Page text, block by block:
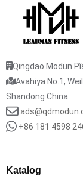
Qingdao Modun
Avahiya No.1,
Shandong China.
+86 181 4598
Katalog